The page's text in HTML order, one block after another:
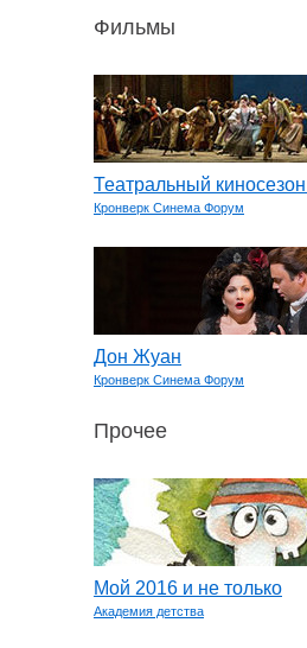
Фильмы
Театральный
Кронверк Синема Форум
Дон Жуан
Кронверк Синема Форум
Прочее
Мой 2016 и не только
Академия детства